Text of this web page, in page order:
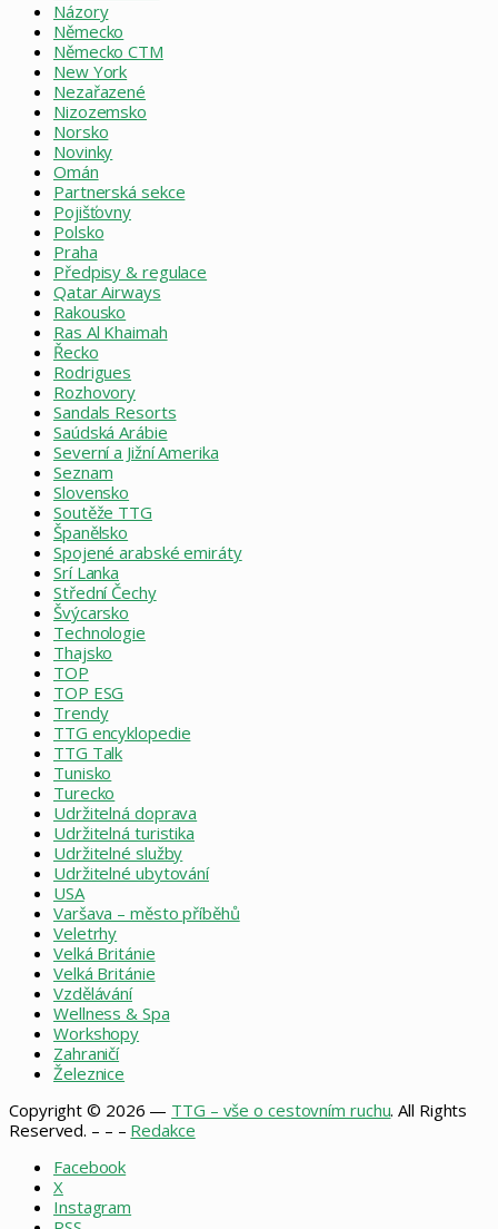
Názory
Německo
Německo CTM
New York
Nezařazené
Nizozemsko
Norsko
Novinky
Omán
Partnerská sekce
Pojišťovny
Polsko
Praha
Předpisy & regulace
Qatar Airways
Rakousko
Ras Al Khaimah
Řecko
Rodrigues
Rozhovory
Sandals Resorts
Saúdská Arábie
Severní a Jižní Amerika
Seznam
Slovensko
Soutěže TTG
Španělsko
Spojené arabské emiráty
Srí Lanka
Střední Čechy
Švýcarsko
Technologie
Thajsko
TOP
TOP ESG
Trendy
TTG encyklopedie
TTG Talk
Tunisko
Turecko
Udržitelná doprava
Udržitelná turistika
Udržitelné služby
Udržitelné ubytování
USA
Varšava – město příběhů
Veletrhy
Velká Británie
Velká Británie
Vzdělávání
Wellness & Spa
Workshopy
Zahraničí
Železnice
Copyright © 2026 — TTG – vše o cestovním ruchu. All Rights
Reserved. – – – Redakce
Facebook
X
Instagram